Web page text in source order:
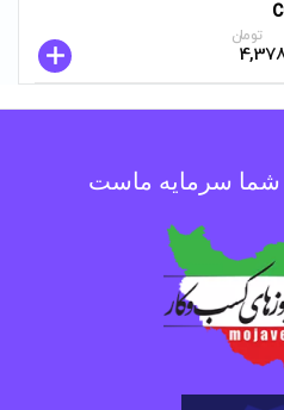
تومان
شما سرمایه ماست